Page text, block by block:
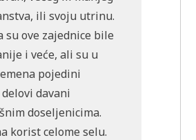
ili svoju utrinu.
su ove zajednice bile
i veće, ali su u
pojedini
davani
doseljenicima.
korist celome selu.